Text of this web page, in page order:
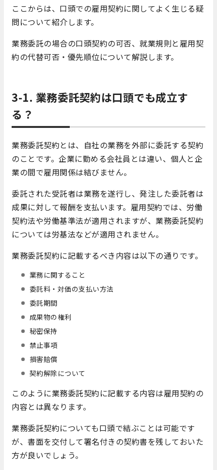
ここからは、口頭での雇用契約に関してよく生じる疑
問について紹介します。
業務委託の場合の口頭契約の可否、就業規則と雇用契
約の代替可否・優先順位について解説します。
3-1. 業務委託契約は口頭でも成立す
る？
業務委託契約とは、自社の業務を外部に委託する契約
のことです。企業に勤める会社員とは違い、個人と企
業の間で雇用関係は結びません。
委託された受託者は業務を遂行し、発注した委託者は
成果に対して報酬を支払います。雇用契約では、労働
契約法や労働基準法が適用されますが、業務委託契約
については労基法などが適用されません。
業務委託契約に記載するべき内容は以下の通りです。
業務に関すること
委託料・対価の支払い方法
委託期間
成果物の権利
秘密保持
禁止事項
損害賠償
契約解除について
このように業務委託契約に記載する内容は雇用契約の
内容とは異なります。
業務委託契約についても口頭で結ぶことは可能です
が、書面を交付して署名付きの契約書を残しておいた
方が良いでしょう。